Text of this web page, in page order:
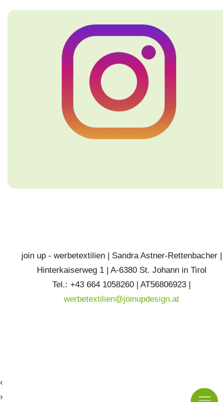
join up - werbetextilien | Sandra Astner-Rettenbacher |
Hinterkaiserweg 1 | A-6380 St. Johann in Tirol
Tel.: +43 664 1058260 | AT56806923 |
werbetextilien@joinupdesign.at
‹
›